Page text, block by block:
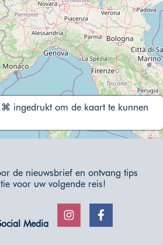
⌘ ingedrukt om de kaart te kunnen
de nieuwsbrief en ontvang tips
voor uw volgende reis!
Media